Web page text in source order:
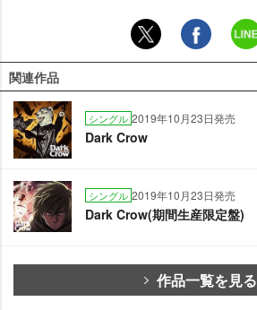
関連作品
シングル 2019年10月23日発売
Dark Crow
シングル 2019年10月23日発売
Dark Crow(期間生産限定盤)
作品一覧を見る